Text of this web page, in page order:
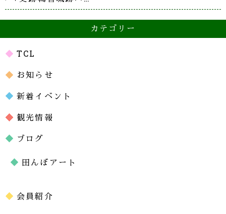
カテゴリー
TCL
お知らせ
新着イベント
観光情報
ブログ
田んぼアート
会員紹介